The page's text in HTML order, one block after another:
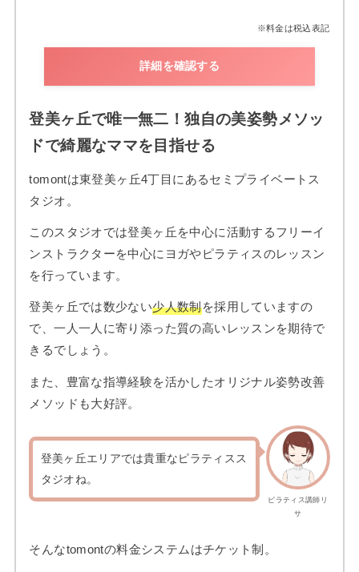
※料金は税込表記
詳細を確認する
登美ヶ丘で唯一無二！独自の美姿勢メソッ
ドで綺麗なママを目指せる
tomontは東登美ヶ丘4丁目にあるセミプライベートス
タジオ。
このスタジオでは登美ヶ丘を中心に活動するフリーイ
ンストラクターを中心にヨガやピラティスのレッスン
を行っています。
登美ヶ丘では数少ない少人数制を採用していますの
で、一人一人に寄り添った質の高いレッスンを期待で
きるでしょう。
また、豊富な指導経験を活かしたオリジナル姿勢改善
メソッドも大好評。
ピラティス講師リ
サ
登美ヶ丘エリアでは貴重なピラティスス
タジオね。
そんなtomontの料金システムはチケット制。